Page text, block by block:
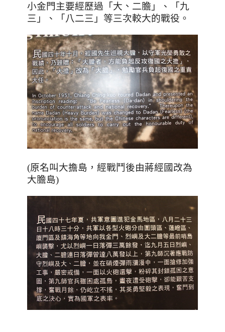
小金門主要經歷過「大 、 二膽」、「九
三」、「八二三」等三次較大的戰役。
(原名叫大擔島，經戰鬥後由蔣經國改為
大膽島)